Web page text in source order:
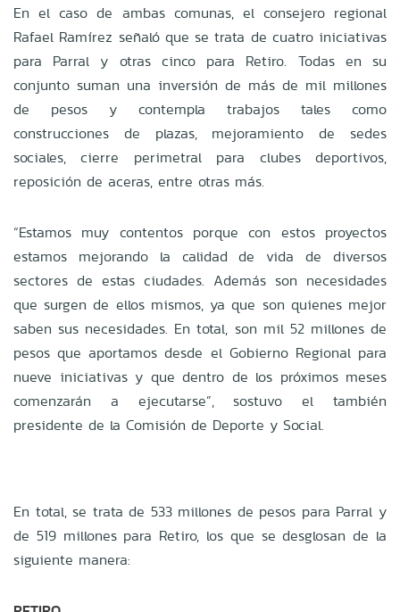
En el caso de ambas comunas, el consejero regional
Rafael Ramírez señaló que se trata de cuatro iniciativas
para Parral y otras cinco para Retiro. Todas en su
conjunto suman una inversión de más de mil millones
de pesos y contempla trabajos tales como
construcciones de plazas, mejoramiento de sedes
sociales, cierre perimetral para clubes deportivos,
reposición de aceras, entre otras más.
“Estamos muy contentos porque con estos proyectos
estamos mejorando la calidad de vida de diversos
sectores de estas ciudades. Además son necesidades
que surgen de ellos mismos, ya que son quienes mejor
saben sus necesidades. En total, son mil 52 millones de
pesos que aportamos desde el Gobierno Regional para
nueve iniciativas y que dentro de los próximos meses
comenzarán a ejecutarse”, sostuvo el también
presidente de la Comisión de Deporte y Social.
En total, se trata de 533 millones de pesos para Parral y
de 519 millones para Retiro, los que se desglosan de la
siguiente manera: